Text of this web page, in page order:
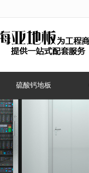
硫酸钙地板